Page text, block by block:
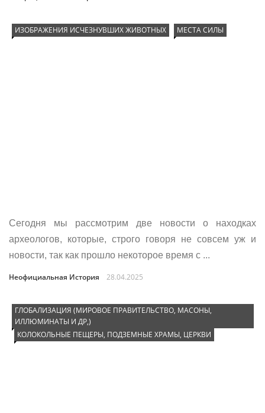
ИЗОБРАЖЕНИЯ ИСЧЕЗНУВШИХ ЖИВОТНЫХ МЕСТА СИЛЫ
Сегодня мы рассмотрим две новости о находках
археологов, которые, строго говоря не совсем уж и
новости, так как прошло некоторое время с ...
Неофициальная История 28.04.2025
ГЛОБАЛИЗАЦИЯ (МИРОВОЕ ПРАВИТЕЛЬСТВО, МАСОНЫ,
ИЛЛЮМИНАТЫ И ДР,)
КОЛОКОЛЬНЫЕ ПЕЩЕРЫ, ПОДЗЕМНЫЕ ХРАМЫ, ЦЕРКВИ